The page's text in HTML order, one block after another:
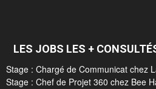
LES JOBS LES +
Stage : Chargé de Communicat chez
Stage : Chef de Projet 360 chez Bee